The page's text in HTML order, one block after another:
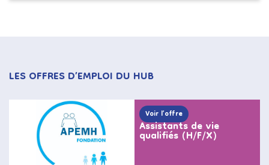
LES OFFRES D’EMPLOI DU HUB
Voir l’offre
Assistants de vie
qualifiés (H/F/X)